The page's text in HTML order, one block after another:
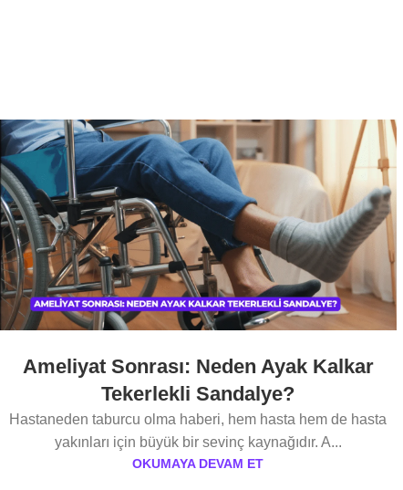
Ameliyat Sonrası: Neden Ayak Kalkar
Tekerlekli Sandalye?
Hastaneden taburcu olma haberi, hem hasta hem de hasta
yakınları için büyük bir sevinç kaynağıdır. A...
OKUMAYA DEVAM ET